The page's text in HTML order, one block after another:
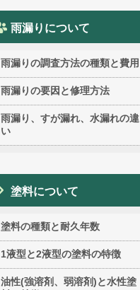
雨漏りについて
雨漏りの調査方法の種類と費用
雨漏りの要因と修理方法
雨漏り、すが漏れ、水漏れの違
い
塗料について
塗料の種類と耐久年数
1液型と2液型の塗料の特徴
油性(強溶剤、弱溶剤)と水性塗